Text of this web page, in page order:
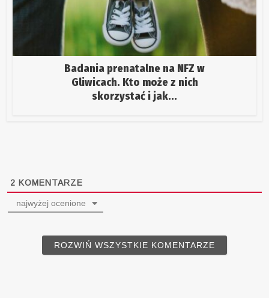
Badania prenatalne na NFZ w
Gliwicach. Kto może z nich
skorzystać i jak...
2 KOMENTARZE
najwyżej ocenione
ROZWIŃ WSZYSTKIE KOMENTARZE